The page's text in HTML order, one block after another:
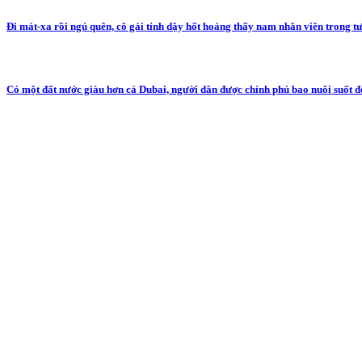
Đi mát-xa rồi ngủ quên, cô gái tỉnh dậy hốt hoảng thấy nam nhân viên trong
Có một đất nước giàu hơn cả Dubai, người dân được chính phủ bao nuôi suốt